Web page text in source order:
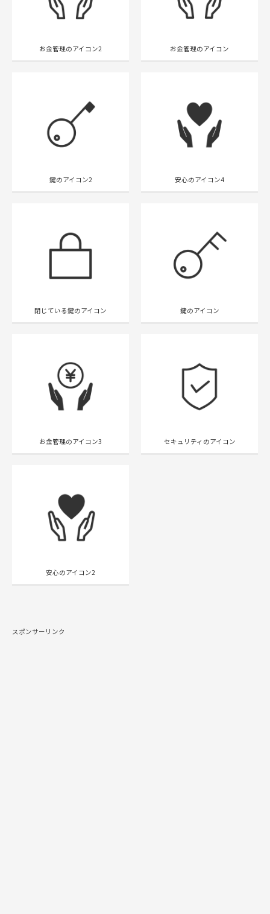
お金管理のアイコン2 お金管理のアイコン
鍵のアイコン2 安心のアイコン4
閉じている鍵のアイコン 鍵のアイコン
お金管理のアイコン3 セキュリティのアイコン
安心のアイコン2
スポンサーリンク